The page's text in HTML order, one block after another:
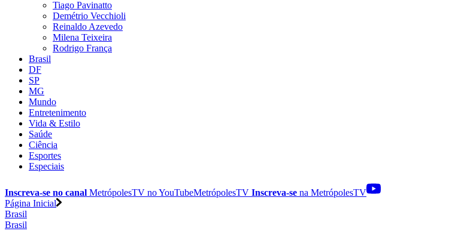
Tiago Pavinatto
Demétrio Vecchioli
Reinaldo Azevedo
Milena Teixeira
Rodrigo França
Brasil
DF
SP
MG
Mundo
Entretenimento
Vida & Estilo
Saúde
Ciência
Esportes
Especiais
Inscreva-se no canal MetrópolesTV noYouTubeMetrópolesTV Inscreva-se na MetrópolesTV
Página Inicial
Brasil
Brasil